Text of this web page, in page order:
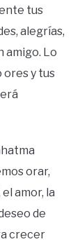
tus
alegrías,
amigo. Lo
ores y tus
orar,
amor, la
de
crecer